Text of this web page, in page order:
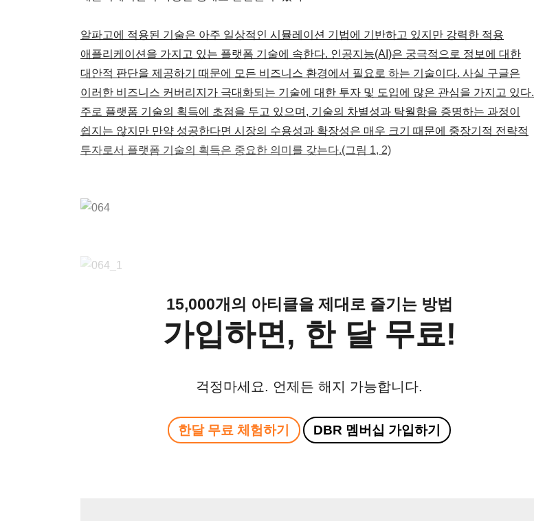
알파고에 적용된 기술은 아주 일상적인 시뮬레이션 기법에 기반하고 있지만 강력한 적용
애플리케이션을 가지고 있는 플랫폼 기술에 속한다. 인공지능(AI)은 궁극적으로 정보에 대한
대안적 판단을 제공하기 때문에 모든 비즈니스 환경에서 필요로 하는 기술이다. 사실 구글은
이러한 비즈니스 커버리지가 극대화되는 기술에 대한 투자 및 도입에 많은 관심을 가지고 있다.
주로 플랫폼 기술의 획득에 초점을 두고 있으며, 기술의 차별성과 탁월함을 증명하는 과정이
쉽지는 않지만 만약 성공한다면 시장의 수용성과 확장성은 매우 크기 때문에 중장기적 전략적
투자로서 플랫폼 기술의 획득은 중요한 의미를 갖는다.(그림 1, 2)
15,000개의 아티클을 제대로 즐기는 방법
가입하면, 한 달 무료!
걱정마세요. 언제든 해지 가능합니다.
한달 무료 체험하기 DBR 멤버십 가입하기